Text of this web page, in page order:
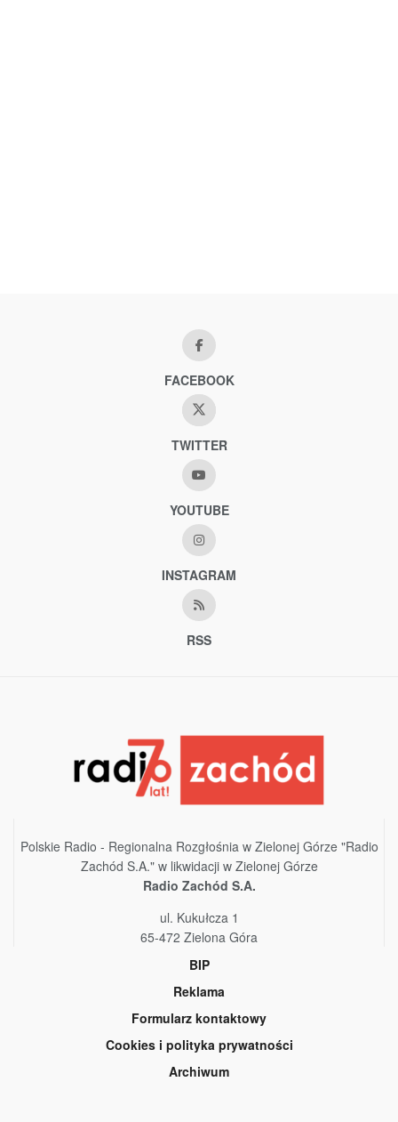
FACEBOOK
TWITTER
YOUTUBE
INSTAGRAM
RSS
Polskie Radio - Regionalna Rozgłośnia w Zielonej Górze "Radio
Zachód S.A." w likwidacji w Zielonej Górze
Radio Zachód S.A.
ul. Kukułcza 1
65-472 Zielona Góra
BIP
Reklama
Formularz kontaktowy
Cookies i polityka prywatności
Archiwum